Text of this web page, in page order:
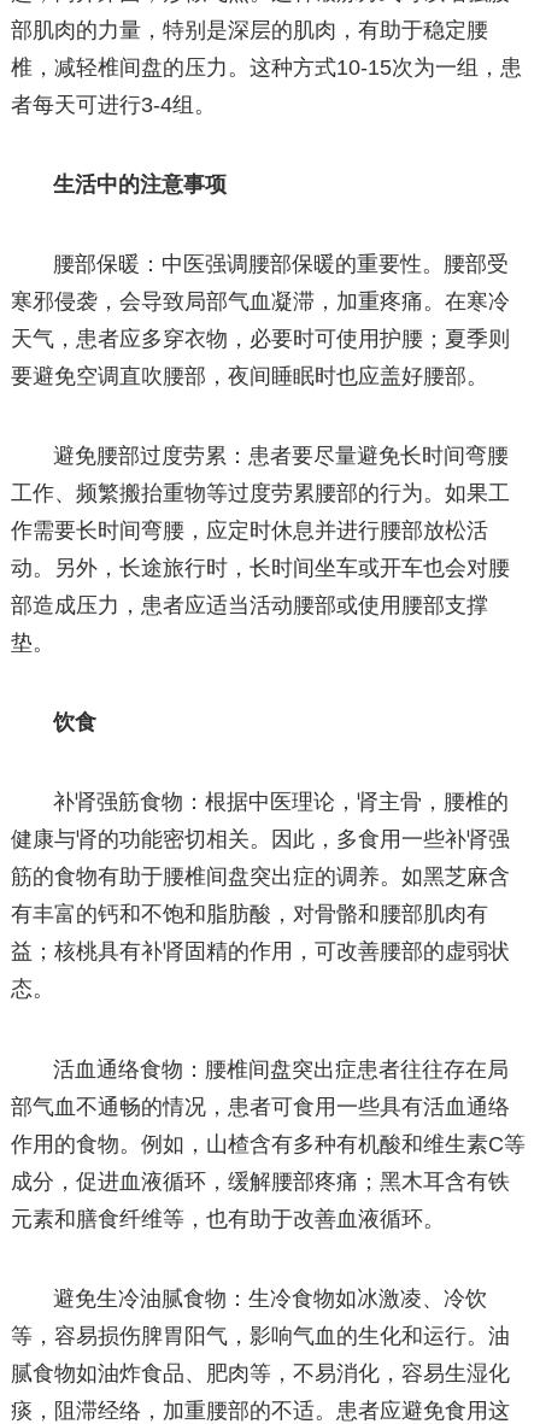
部肌肉的力量，特别是深层的肌肉，有助于稳定腰
椎，减轻椎间盘的压力。这种方式10-15次为一组，患
者每天可进行3-4组。
生活中的注意事项
腰部保暖：中医强调腰部保暖的重要性。腰部受
寒邪侵袭，会导致局部气血凝滞，加重疼痛。在寒冷
天气，患者应多穿衣物，必要时可使用护腰；夏季则
要避免空调直吹腰部，夜间睡眠时也应盖好腰部。
避免腰部过度劳累：患者要尽量避免长时间弯腰
工作、频繁搬抬重物等过度劳累腰部的行为。如果工
作需要长时间弯腰，应定时休息并进行腰部放松活
动。另外，长途旅行时，长时间坐车或开车也会对腰
部造成压力，患者应适当活动腰部或使用腰部支撑
垫。
饮食
补肾强筋食物：根据中医理论，肾主骨，腰椎的
健康与肾的功能密切相关。因此，多食用一些补肾强
筋的食物有助于腰椎间盘突出症的调养。如黑芝麻含
有丰富的钙和不饱和脂肪酸，对骨骼和腰部肌肉有
益；核桃具有补肾固精的作用，可改善腰部的虚弱状
态。
活血通络食物：腰椎间盘突出症患者往往存在局
部气血不通畅的情况，患者可食用一些具有活血通络
作用的食物。例如，山楂含有多种有机酸和维生素C等
成分，促进血液循环，缓解腰部疼痛；黑木耳含有铁
元素和膳食纤维等，也有助于改善血液循环。
避免生冷油腻食物：生冷食物如冰激凌、冷饮
等，容易损伤脾胃阳气，影响气血的生化和运行。油
腻食物如油炸食品、肥肉等，不易消化，容易生湿化
痰，阻滞经络，加重腰部的不适。患者应避免食用这